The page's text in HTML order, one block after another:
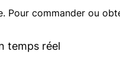
Pour commander ou
temps réel